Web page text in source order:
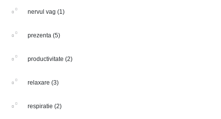
nervul vag (1)
prezenta (5)
productivitate (2)
relaxare (3)
respiratie (2)